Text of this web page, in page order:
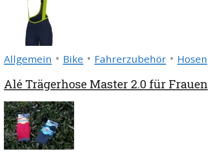
Allgemein • Bike • Fahrerzubehör • Hosen
Alé Trägerhose Master 2.0 für Frauen